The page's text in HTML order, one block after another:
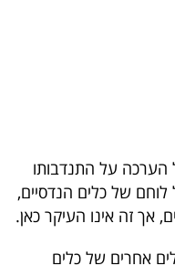
הערכה על התנדבותו
של כלים הנדסיים,
אך זה אינו העיקר כאן.
אחרים של כלים